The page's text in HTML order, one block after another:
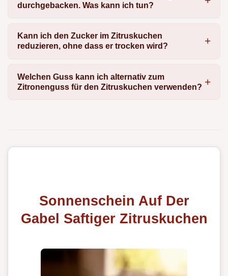
durchgebacken. Was kann ich tun?
Kann ich den Zucker im Zitruskuchen
reduzieren, ohne dass er trocken wird?
Welchen Guss kann ich alternativ zum
Zitronenguss für den Zitruskuchen verwenden?
Sonnenschein Auf Der
Gabel Saftiger Zitruskuchen